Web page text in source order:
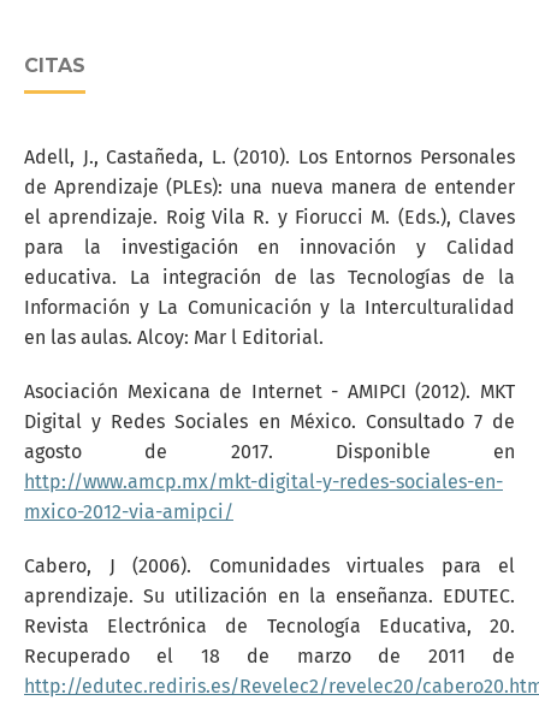
CITAS
Adell, J., Castañeda, L. (2010). Los Entornos Personales
de Aprendizaje (PLEs): una nueva manera de entender
el aprendizaje. Roig Vila R. y Fiorucci M. (Eds.), Claves
para la investigación en innovación y Calidad
educativa. La integración de las Tecnologías de la
Información y La Comunicación y la Interculturalidad
en las aulas. Alcoy: Mar l Editorial.
Asociación Mexicana de Internet - AMIPCI (2012). MKT
Digital y Redes Sociales en México. Consultado 7 de
agosto de 2017. Disponible en
http://www.amcp.mx/mkt-digital-y-redes-sociales-en-
mxico-2012-via-amipci/
Cabero, J (2006). Comunidades virtuales para el
aprendizaje. Su utilización en la enseñanza. EDUTEC.
Revista Electrónica de Tecnología Educativa, 20.
Recuperado el 18 de marzo de 2011 de
http://edutec.rediris.es/Revelec2/revelec20/